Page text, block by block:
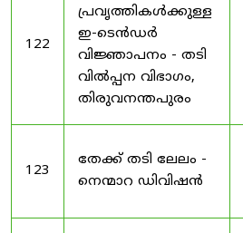
122
പ്രവൃത്തികൾക്കുള്ള
ഇ-ടെൻഡർ
വിജ്ഞാപനം - തടി
വിൽപ്പന വിഭാഗം,
തിരുവനന്തപുരം
123
തേക്ക് തടി ലേലം -
നെന്മാറ ഡിവിഷൻ